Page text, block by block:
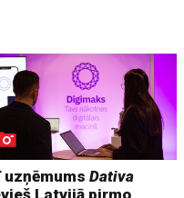
uzņēmumsDativa
Latvijā pirmo